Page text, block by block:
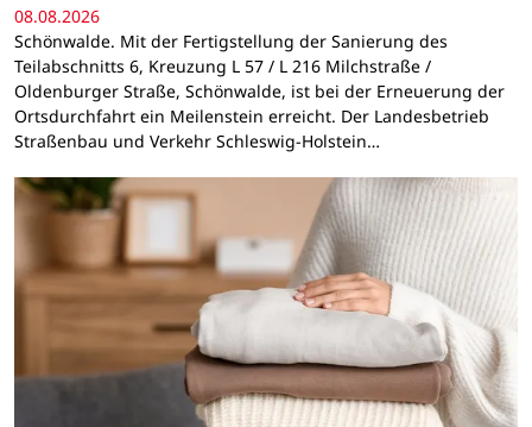
08.08.2026
Schönwalde. Mit der Fertigstellung der Sanierung des
Teilabschnitts 6, Kreuzung L 57 / L 216 Milchstraße /
Oldenburger Straße, Schönwalde, ist bei der Erneuerung der
Ortsdurchfahrt ein Meilenstein erreicht. Der Landesbetrieb
Straßenbau und Verkehr Schleswig-Holstein…